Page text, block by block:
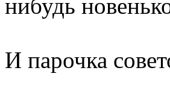
нибудь
И парочка